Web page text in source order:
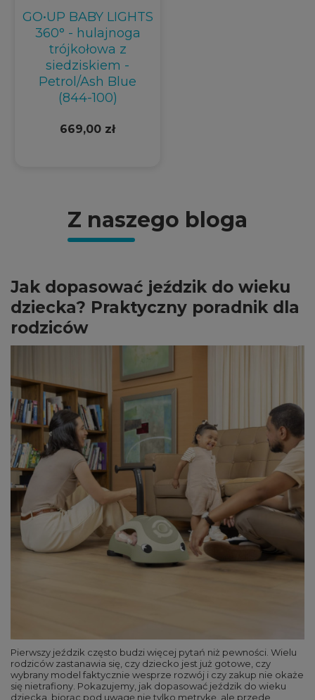
GO•UP BABY LIGHTS
360° - hulajnoga
trójkołowa z
siedziskiem -
Petrol/Ash Blue
(844-100)
669,00 zł
Z naszego bloga
Jak dopasować jeździk do wieku
dziecka? Praktyczny poradnik dla
rodziców
Pierwszy jeździk często budzi więcej pytań niż pewności. Wielu
rodziców zastanawia się, czy dziecko jest już gotowe, czy
wybrany model faktycznie wesprze rozwój i czy zakup nie okaże
się nietrafiony. Pokazujemy, jak dopasować jeździk do wieku
dziecka, biorąc pod uwagę nie tylko metrykę, ale przede